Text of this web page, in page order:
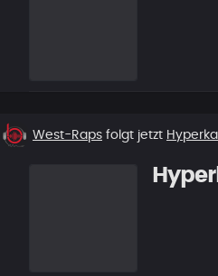
Neuer
West-Raps folgt jetzt